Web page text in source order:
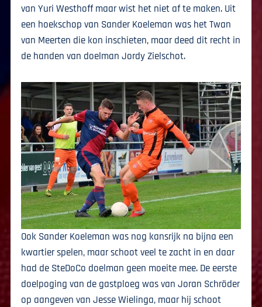
van Yuri Westhoff maar wist het niet af te maken. Uit
een hoekschop van Sander Koeleman was het Twan
van Meerten die kon inschieten, maar deed dit recht in
de handen van doelman Jordy Zielschot.
Ook Sander Koeleman was nog kansrijk na bijna een
kwartier spelen, maar schoot veel te zacht in en daar
had de SteDoCo doelman geen moeite mee. De eerste
doelpoging van de gastploeg was van Joran Schröder
op aangeven van Jesse Wielinga, maar hij schoot